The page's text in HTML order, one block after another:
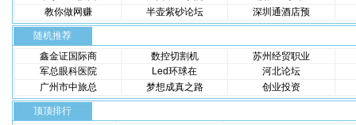
教你做网赚
半壶紫砂论坛 深圳通酒店预
随机推荐
鑫金证国际商
数控切割机
苏州经贸职业
军总眼科医院
Led环球在
河北论坛
广州市中旅总
梦想成真之路 创业投资
顶顶排行